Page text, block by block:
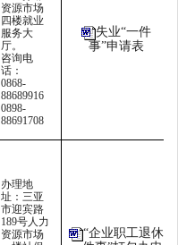
资源市场
四楼就业
服务大
厅。
咨询电
话：
0868-
88689916
0898-
88691708
失业“一件
事”申请表
办理地
址：三亚
市迎宾路
189号人力
资源市场
“企业职工退休